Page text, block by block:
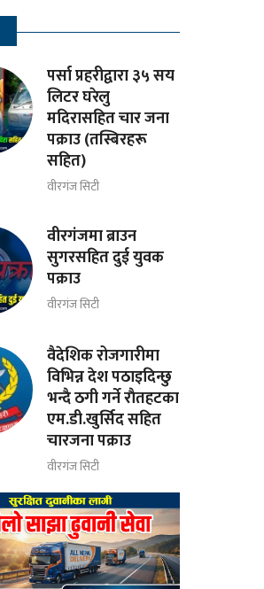
पर्सा प्रहरीद्वारा ३५ सय
लिटर घरेलु
मदिरासहित चार जना
पक्राउ (तस्बिरहरू
सहित)
वीरगंज सिटी
वीरगंजमा ब्राउन
सुगरसहित दुई युवक
पक्राउ
वीरगंज सिटी
वैदेशिक रोजगारीमा
विभिन्न देश पठाइदिन्छु
भन्दै ठगी गर्ने राैतहटका
एम.डी.खुर्सिद सहित
चारजना पक्राउ
वीरगंज सिटी